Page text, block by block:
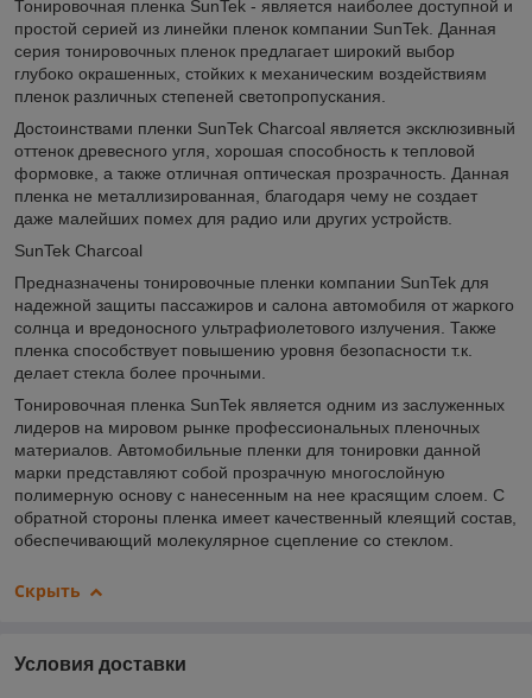
Тонировочная пленка SunTek - является наиболее доступной и
простой серией из линейки пленок компании SunTek. Данная
серия тонировочных пленок предлагает широкий выбор
глубоко окрашенных, стойких к механическим воздействиям
пленок различных степеней светопропускания.
Достоинствами пленки SunTek Charcoal является эксклюзивный
оттенок древесного угля, хорошая способность к тепловой
формовке, а также отличная оптическая прозрачность. Данная
пленка не металлизированная, благодаря чему не создает
даже малейших помех для радио или других устройств.
SunTek Charcoal
Предназначены тонировочные пленки компании SunTek для
надежной защиты пассажиров и салона автомобиля от жаркого
солнца и вредоносного ультрафиолетового излучения. Также
пленка способствует повышению уровня безопасности т.к.
делает стекла более прочными.
Тонировочная пленка SunTek является одним из заслуженных
лидеров на мировом рынке профессиональных пленочных
материалов. Автомобильные пленки для тонировки данной
марки представляют собой прозрачную многослойную
полимерную основу с нанесенным на нее красящим слоем. С
обратной стороны пленка имеет качественный клеящий состав,
обеспечивающий молекулярное сцепление со стеклом.
Скрыть
Условия доставки